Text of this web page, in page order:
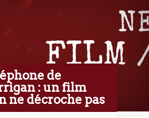
de
: un film
ne décroche pas